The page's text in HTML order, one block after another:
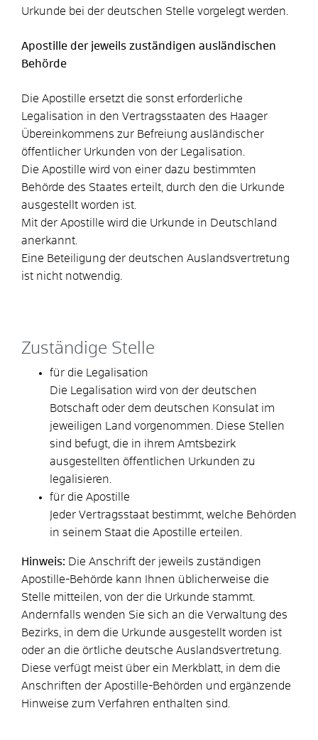
Urkunde bei der deutschen Stelle vorgelegt werden.
Apostille der jeweils zuständigen ausländischen
Behörde
Die Apostille ersetzt die sonst erforderliche
Legalisation in den Vertragsstaaten des Haager
Übereinkommens zur Befreiung ausländischer
öffentlicher Urkunden von der Legalisation.
Die Apostille wird von einer dazu bestimmten
Behörde des Staates erteilt, durch den die Urkunde
ausgestellt worden ist.
Mit der Apostille wird die Urkunde in Deutschland
anerkannt.
Eine Beteiligung der deutschen Auslandsvertretung
ist nicht notwendig.
Zuständige Stelle
für die Legalisation
Die Legalisation wird von der deutschen
Botschaft oder dem deutschen Konsulat im
jeweiligen Land vorgenommen. Diese Stellen
sind befugt, die in ihrem Amtsbezirk
ausgestellten öffentlichen Urkunden zu
legalisieren.
für die Apostille
Jeder Vertragsstaat bestimmt, welche Behörden
in seinem Staat die Apostille erteilen.
Hinweis: Die Anschrift der jeweils zuständigen
Apostille-Behörde kann Ihnen üblicherweise die
Stelle mitteilen, von der die Urkunde stammt.
Andernfalls wenden Sie sich an die Verwaltung des
Bezirks, in dem die Urkunde ausgestellt worden ist
oder an die örtliche deutsche Auslandsvertretung.
Diese verfügt meist über ein Merkblatt, in dem die
Anschriften der Apostille-Behörden und ergänzende
Hinweise zum Verfahren enthalten sind.